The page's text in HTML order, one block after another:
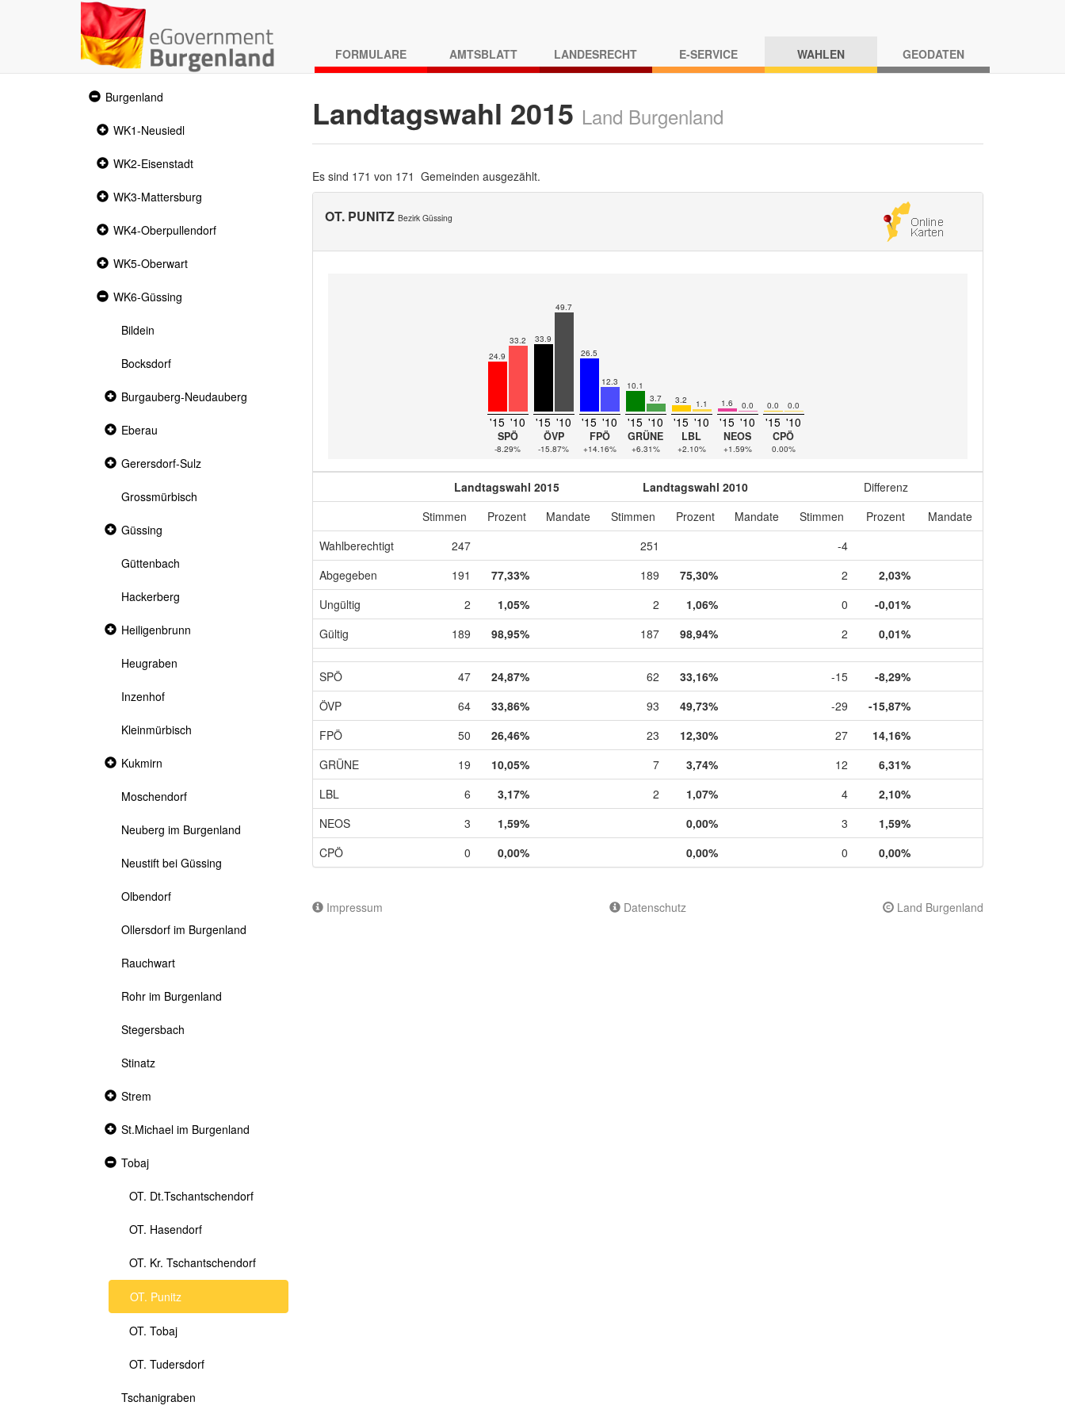
FORMULARE AMTSBLATT LANDESRECHT E-SERVICE WAHLEN GEODATEN
Expanded
section
Burgenland
Collapsed
WK1-Neusiedl
Collapsed
WK2-Eisenstadt
Collapsed
WK3-Mattersburg
Collapsed
WK4-Oberpullendorf
Collapsed
WK5-Oberwart
Expanded
WK6-Güssing
Bildein
Bocksdorf
Collapsed
section
Burgauberg-Neudauberg
Collapsed
Eberau
Collapsed
Gerersdorf-Sulz
Grossmürbisch
Collapsed
Güssing
Güttenbach
Hackerberg
Collapsed
section
Heiligenbrunn
Heugraben
Inzenhof
Kleinmürbisch
Collapsed
Kukmirn
Moschendorf
Neuberg im Burgenland
Neustift bei Güssing
Olbendorf
Ollersdorf im Burgenland
Rauchwart
Rohr im Burgenland
Stegersbach
Stinatz
Collapsed
Strem
Collapsed
St.Michael im Burgenland
Expanded
section
Tobaj
OT. Dt.Tschantschendorf
OT. Hasendorf
OT. Kr. Tschantschendorf
OT. Punitz
OT. Tobaj
OT. Tudersdorf
Tschanigraben
Landtagswahl 2015 Land Burgenland
Es sind 171 von 171 Gemeinden ausgezählt.
OT. PUNITZ Bezirk Güssing
24.9
33.2
'15 '10
SPÖ
-8.29%
33.9
49.7
'15 '10
ÖVP
-15.87%
26.5
12.3
'15 '10
FPÖ
+14.16%
10.1
3.7
'15 '10
GRÜNE
+6.31%
3.2 1.1
'15 '10
LBL
+2.10%
1.6 0.0
'15 '10
NEOS
+1.59%
0.0 0.0
'15 '10
CPÖ
0.00%
Landtagswahl 2015 Landtagswahl 2010
Differenz
Stimmen
Prozent Mandate Stimmen Prozent Mandate Stimmen Prozent
Mandate
Wahlberechtigt
247 251
-4
Abgegeben
191 77,33% 189 75,30% 2
2,03%
Ungültig
2 1,05% 2 1,06% 0
-0,01%
Gültig
189 98,95% 187 98,94% 2 0,01%
SPÖ 47 24,87% 62 33,16% -15
-8,29%
ÖVP
64 33,86% 93 49,73% -29
-15,87%
FPÖ
50 26,46% 23 12,30% 27
14,16%
GRÜNE
19 10,05% 7 3,74% 12
6,31%
LBL
6 3,17% 2 1,07% 4
2,10%
NEOS
3 1,59% 0,00% 3
1,59%
CPÖ
0 0,00% 0,00% 0 0,00%
Impressum Datenschutz Land Burgenland